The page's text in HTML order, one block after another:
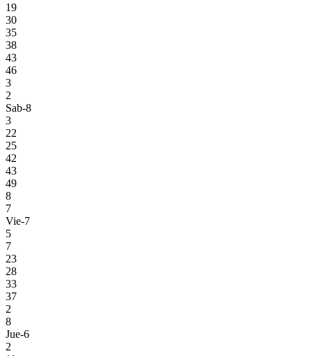
19
30
35
38
43
46
3
2
Sab-8
3
22
25
42
43
49
8
7
Vie-7
5
7
23
28
33
37
2
8
Jue-6
2